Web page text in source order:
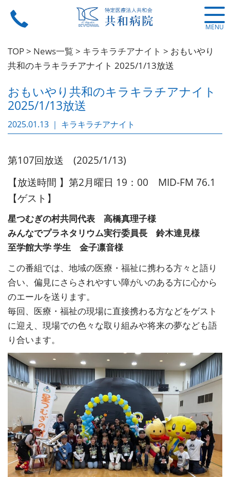
MENU
TOP> News一覧 > キラキラチアナイト > おもいやり
共和のキラキラチアナイト 2025/1/13放送
おもいやり共和のキラキラチアナイト
2025/1/13放送
2025.01.13 ｜ キラキラチアナイト
第107回放送 (2025/1/13)
【放送時間 】第2月曜日 19：00 MID-FM 76.1
【ゲスト】
星つむぎの村共同代表 高橋真理子様
みんなでプラネタリウム実行委員長 鈴木達見様
至学館大学 学生 金子凛音様
この番組では、地域の医療・福祉に携わる方々と語り
合い、偏見にさらされやすい障がいのある方に心から
のエールを送ります。
毎回、医療・福祉の現場に直接携わる方などをゲスト
に迎え、現場での色々な取り組みや将来の夢なども語
り合います。